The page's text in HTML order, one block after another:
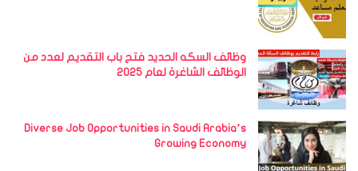
وظائف السكه الحديد فتح باب التقديم لعدد من
الوظائف الشاغرة لعام 2025
Diverse Job Opportunities in Saudi Arabia’s
Growing Economy